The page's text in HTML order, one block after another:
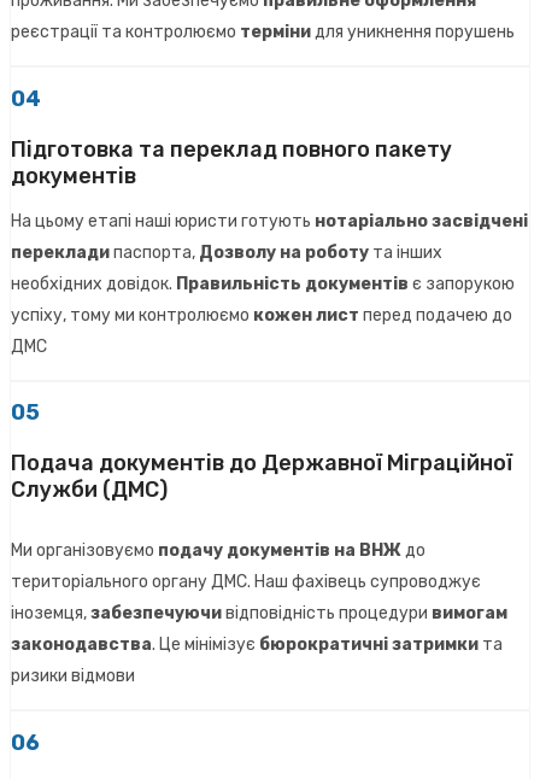
реєстрації та контролюємо термінидля уникнення порушень
04
Підготовка та переклад повного пакету
документів
На цьому етапі наші юристи готують нотаріально засвідчені
перекладипаспорта, Дозволу на роботу та інших
необхідних довідок. Правильність документів є запорукою
успіху, тому ми контролюємо кожен лист перед подачею до
ДМС
05
Подача документів до Державної Міграційної
Служби (ДМС)
Ми організовуємо подачу документів на ВНЖдо
територіального органу ДМС. Наш фахівець супроводжує
іноземця,забезпечуючивідповідність процедури вимогам
законодавства. Це мінімізує бюрократичні затримки та
ризики відмови
06